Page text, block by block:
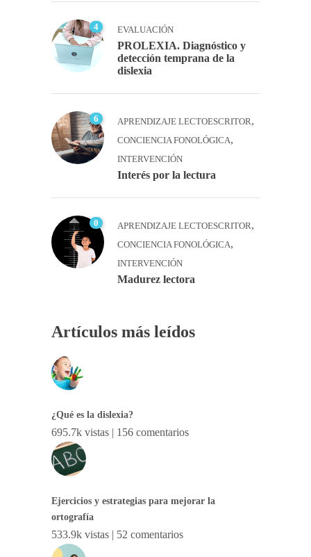
4 EVALUACIÓN
PROLEXIA. Diagnóstico y
detección temprana de la
dislexia
6 APRENDIZAJE LECTOESCRITOR,
CONCIENCIA FONOLÓGICA,
INTERVENCIÓN
Interés por la lectura
0 APRENDIZAJE LECTOESCRITOR,
CONCIENCIA FONOLÓGICA,
INTERVENCIÓN
Madurez lectora
Artículos más leídos
¿Qué es la dislexia?
695.7k vistas | 156 comentarios
Ejercicios y estrategias para mejorar la
ortografía
533.9k vistas | 52 comentarios